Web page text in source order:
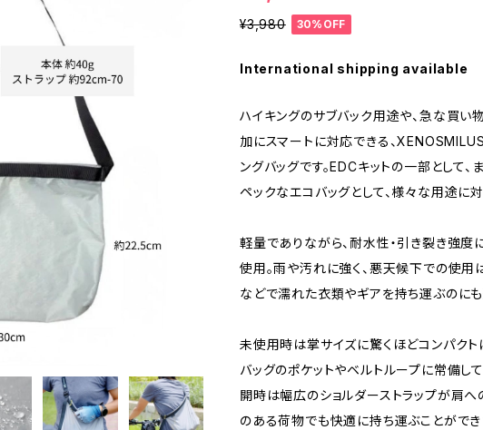
¥3,980 30%OFF
International shipping available
ハイキングのサブバック用途や、急な買い
加にスマートに対応できる、
ングバッグです。EDCキットの一部として
ペックなエコバッグとして、様々な用途に対
軽量でありながら、耐水性・引き裂き強度
使用。雨や汚れに強く、悪天候下での使用
などで濡れた衣類やギアを持ち運ぶのにも
未使用時は掌サイズに驚くほどコンパクト
バッグのポケットやベルトループに常備し
開時は幅広のショルダーストラップが肩へ
のある荷物でも快適に持ち運ぶことができ